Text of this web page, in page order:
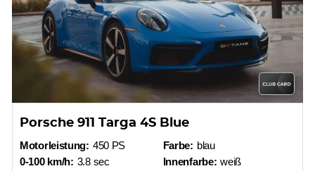
Porsche 911 Targa 4S Blue
Motorleistung: 450 PS
0-100 km/h: 3.8 sec
Farbe: blau
Innenfarbe: weiß